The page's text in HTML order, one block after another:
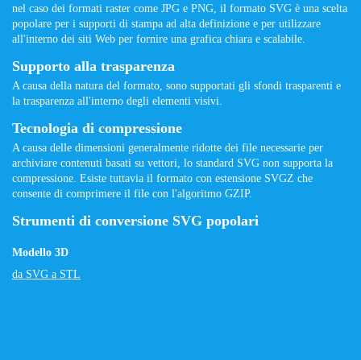
nel caso dei formati raster come JPG e PNG, il formato SVG è una scelta
popolare per i supporti di stampa ad alta definizione e per utilizzare
all'interno dei siti Web per fornire una grafica chiara e scalabile.
Supporto alla trasparenza
A causa della natura del formato, sono supportati gli sfondi trasparenti e
la trasparenza all'interno degli elementi visivi.
Tecnologia di compressione
A causa delle dimensioni generalmente ridotte dei file necessarie per
archiviare contenuti basati su vettori, lo standard SVG non supporta la
compressione. Esiste tuttavia il formato con estensione SVGZ che
consente di comprimere il file con l'algoritmo GZIP.
Strumenti di conversione SVG popolari
Modello 3D
da SVG a STL